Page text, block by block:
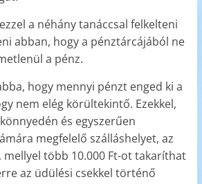
a néhány tanáccsal felkelteni
abban, hogy a pénztárcájából ne
a pénz.
hogy mennyi pénzt enged ki a
nem elég körültekintő. Ezekkel,
és egyszerűen
megfelelő szálláshelyet, az
több 10.000 Ft-ot takaríthat
az üdülési csekkel történő